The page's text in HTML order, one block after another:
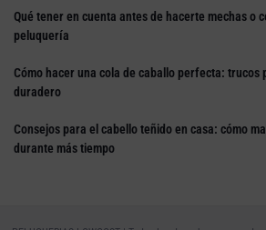
Qué tener en cuenta antes de hacerte mechas o
peluquería
Cómo hacer una cola de caballo perfecta: trucos
duradero
Consejos para el cabello teñido en casa: cómo
durante más tiempo